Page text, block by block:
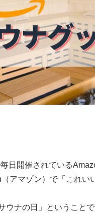
日開催されている
アマゾン）で「これ
ウナの日」ということ